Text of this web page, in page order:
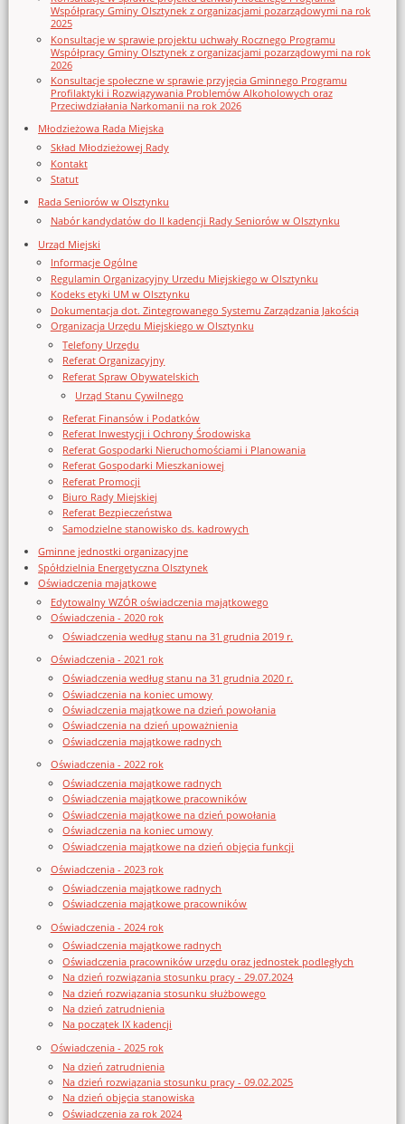
Współpracy Gminy Olsztynek z organizacjami pozarządowymi na rok
2025
Konsultacje w sprawie projektu uchwały Rocznego Programu
Współpracy Gminy Olsztynek z organizacjami pozarządowymi na rok
2026
Konsultacje społeczne w sprawie przyjęcia Gminnego Programu
Profilaktyki i Rozwiązywania Problemów Alkoholowych oraz
Przeciwdziałania Narkomanii na rok 2026
Młodzieżowa Rada Miejska
Skład Młodzieżowej Rady
Kontakt
Statut
Rada Seniorów w Olsztynku
Nabór kandydatów do II kadencji Rady Seniorów w Olsztynku
Urząd Miejski
Informacje Ogólne
Regulamin Organizacyjny Urzedu Miejskiego w Olsztynku
Kodeks etyki UM w Olsztynku
Dokumentacja dot. Zintegrowanego Systemu Zarządzania Jakością
Organizacja Urzędu Miejskiego w Olsztynku
Telefony Urzędu
Referat Organizacyjny
Referat Spraw Obywatelskich
Urząd Stanu Cywilnego
Referat Finansów i Podatków
Referat Inwestycji i Ochrony Środowiska
Referat Gospodarki Nieruchomościami i Planowania
Referat Gospodarki Mieszkaniowej
Referat Promocji
Biuro Rady Miejskiej
Referat Bezpieczeństwa
Samodzielne stanowisko ds. kadrowych
Gminne jednostki organizacyjne
Spółdzielnia Energetyczna Olsztynek
Oświadczenia majątkowe
Edytowalny WZÓR oświadczenia majątkowego
Oświadczenia - 2020 rok
Oświadczenia według stanu na 31 grudnia 2019 r.
Oświadczenia - 2021 rok
Oświadczenia według stanu na 31 grudnia 2020 r.
Oświadczenia na koniec umowy
Oświadczenia majątkowe na dzień powołania
Oświadczenia na dzień upoważnienia
Oświadczenia majątkowe radnych
Oświadczenia - 2022 rok
Oświadczenia majątkowe radnych
Oświadczenia majątkowe pracowników
Oświadczenia majątkowe na dzień powołania
Oświadczenia na koniec umowy
Oświadczenia majątkowe na dzień objęcia funkcji
Oświadczenia - 2023 rok
Oświadczenia majątkowe radnych
Oświadczenia majątkowe pracowników
Oświadczenia - 2024 rok
Oświadczenia majątkowe radnych
Oświadczenia pracowników urzędu oraz jednostek podległych
Na dzień rozwiązania stosunku pracy - 29.07.2024
Na dzień rozwiązania stosunku służbowego
Na dzień zatrudnienia
Na początek IX kadencji
Oświadczenia - 2025 rok
Na dzień zatrudnienia
Na dzień rozwiązania stosunku pracy - 09.02.2025
Na dzień objęcia stanowiska
Oświadczenia za rok 2024